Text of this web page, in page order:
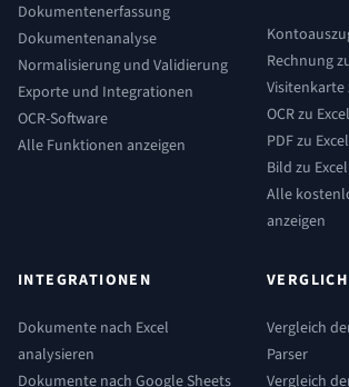
Dokumentenerfassung
Dokumentenanalyse
Normalisierung und Validierung
Exporte und Integrationen
OCR-Software
Alle Funktionen anzeigen
Rechnung
Visitenkarte
OCR zu Excel
PDF zu Excel
Bild zu Excel
Alle
anzeigen
INTEGRATIONEN
Dokumente nach Excel
analysieren
Dokumente nach Google Sheets
Vergleich
Parser
Vergleich